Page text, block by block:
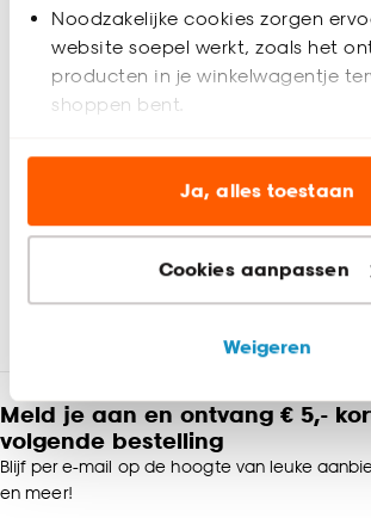
Noodzakelijke cookies zorgen
website soepel werkt, zoals het
producten in je winkelwagentje
shoppen bent.
Analytische cookies (optioneel)
website te verbeteren voor jou en
Marketing cookies (optioneel)
relevante informatie en
advertenties en communicatie.
Klik op ‘Ja, alles toestaan’ om
van alle cookies, of klik op
noodzakelijke cookies te
voor kiezen om bepaalde cookies
Ja, alles toestaan
Cookies aanpassen
Weigeren
Productspecificaties
Artikelnummer
EAN nummer
Kleur Taupe
100%
Krimptolerantie 0.05%
Wasvoorschriften
Beoordelingen (0)
Meld je aan en ontvang € 5,-
volgende bestelling
Blijf per e-mail op de hoogte van leuke
en meer!